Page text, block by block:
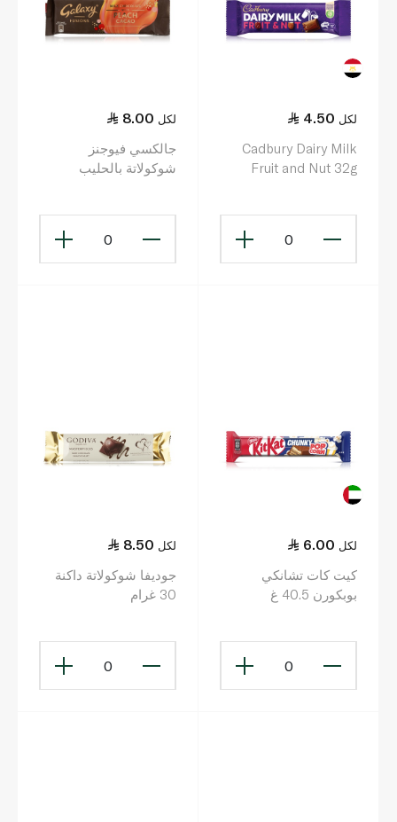
4.50 لكل
Cadbury Dairy Milk
Fruit and Nut 32g
0
8.00 لكل
جالكسي فيوجنز
شوكولاتة بالحليب
0
6.00 لكل
كيت كات تشانكي
بوبكورن 40.5 غ
0
8.50 لكل
جوديفا شوكولاتة داكنة
30 غرام
0